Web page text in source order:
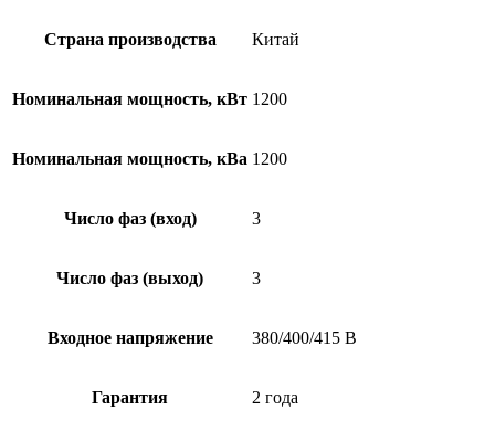
Страна производства Китай
Номинальная мощность, кВт 1200
Номинальная мощность, кВа 1200
Число фаз (вход) 3
Число фаз (выход) 3
Входное напряжение 380/400/415 В
Гарантия 2 года